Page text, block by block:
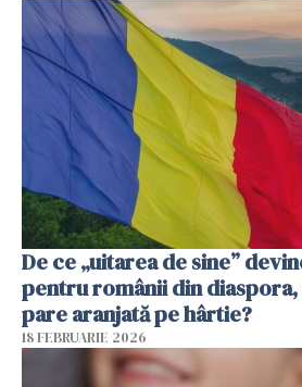
De ce „uitarea de sine”
pentru românii din
pare aranjată pe hârtie?
18 FEBRUARIE 2026